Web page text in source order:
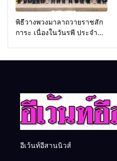
พิธีวางพวงมาลาถวายราชสัก
การะ เนื่องในวันรพี ประจำปี
อีเว้นท์อีสานนิวส์